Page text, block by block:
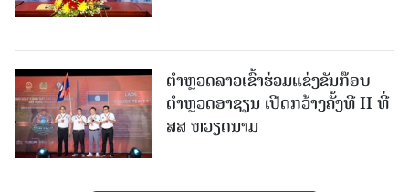
ຕຳຫຼວດລາວເຂົ້າຮ່ວມແຂ່ງຂັນກ໊ອບ
ຕຳຫຼວດອາຊຽນ ເປີດກວ້າງຄັ້ງທີ II ທີ່
ສສ ຫວຽດນາມ